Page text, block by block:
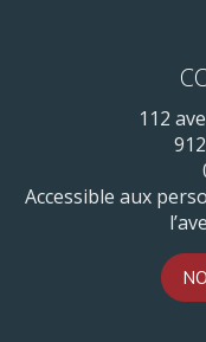
112
Accessible aux